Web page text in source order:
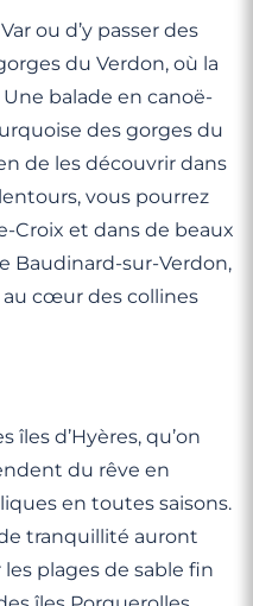
ou d’y passer des
du Verdon, où la
balade en canoë-
des gorges du
de les découvrir dans
vous pourrez
Croix et dans de beaux
Baudinard-sur-Verdon,
cœur des collines
îles d’Hyères, qu’on
du rêve en
en toutes saisons.
tranquillité auront
plages de sable fin